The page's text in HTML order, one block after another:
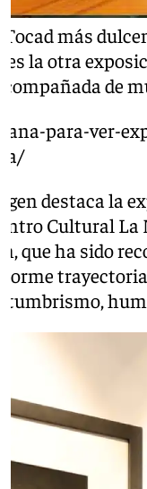
(Tocad más
la otra
de
para-ver-
destaca la
Cultural
que ha sido